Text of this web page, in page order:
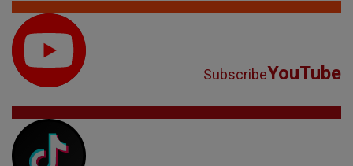
SubscribeYouTube